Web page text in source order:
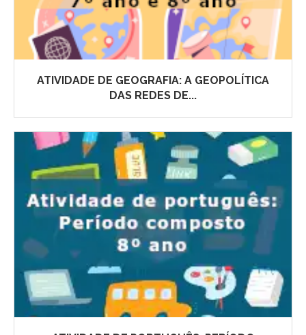
ATIVIDADE DE GEOGRAFIA: A GEOPOLÍTICA
DAS REDES DE...